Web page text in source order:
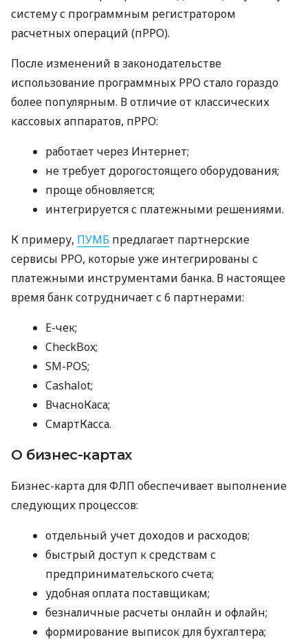
систему с программным регистратором
расчетных операций (пРРО).
После изменений в законодательстве
использование программных РРО стало гораздо
более популярным. В отличие от классических
кассовых аппаратов, пРРО:
работает через Интернет;
не требует дорогостоящего оборудования;
проще обновляется;
интегрируется с платежными решениями.
К примеру, ПУМБ предлагает партнерские
сервисы РРО, которые уже интегрированы с
платежными инструментами банка. В настоящее
время банк сотрудничает с 6 партнерами:
E-чек;
CheckBox;
SM-POS;
Cashalot;
ВчасноКаса;
СмартКасса.
О бизнес-картах
Бизнес-карта для ФЛП обеспечивает выполнение
следующих процессов:
отдельный учет доходов и расходов;
быстрый доступ к средствам с
предпринимательского счета;
удобная оплата поставщикам;
безналичные расчеты онлайн и офлайн;
формирование выписок для бухгалтера;